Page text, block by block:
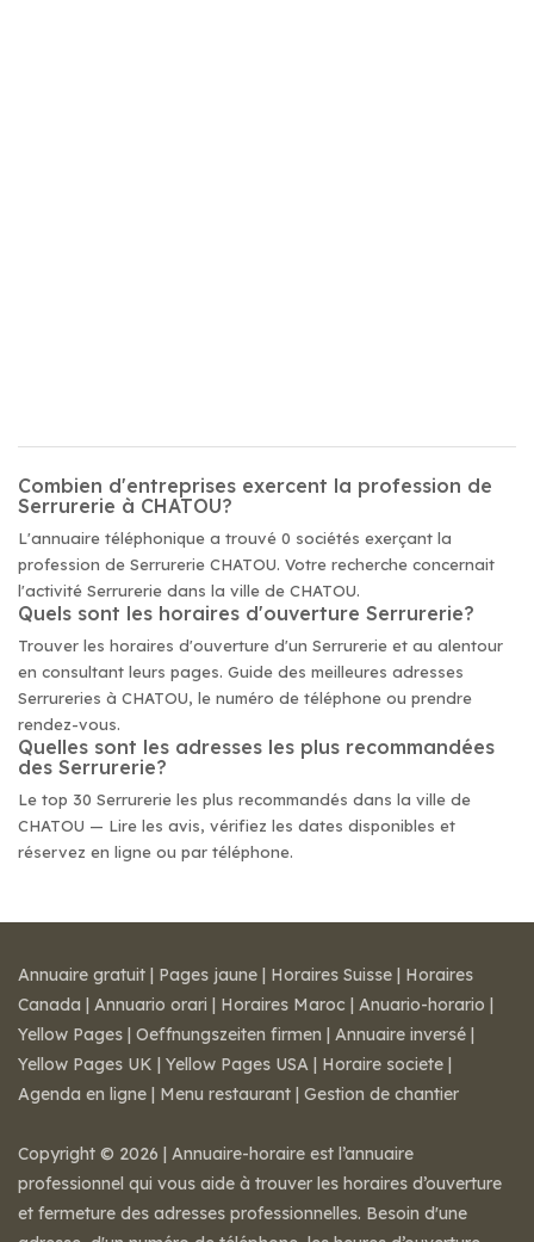
Combien d'entreprises exercent la profession de
Serrurerie à CHATOU?
L'annuaire téléphonique a trouvé 0 sociétés exerçant la
profession de Serrurerie CHATOU. Votre recherche concernait
l'activité Serrurerie dans la ville de CHATOU.
Quels sont les horaires d'ouverture Serrurerie?
Trouver les horaires d'ouverture d'un Serrurerie et au alentour
en consultant leurs pages. Guide des meilleures adresses
Serrureries à CHATOU, le numéro de téléphone ou prendre
rendez-vous.
Quelles sont les adresses les plus recommandées
des Serrurerie?
Le top 30 Serrurerie les plus recommandés dans la ville de
CHATOU — Lire les avis, vérifiez les dates disponibles et
réservez en ligne ou par téléphone.
Annuaire gratuit | Pages jaune | Horaires Suisse | Horaires
Canada | Annuario orari | Horaires Maroc | Anuario-horario |
Yellow Pages | Oeffnungszeiten firmen | Annuaire inversé |
Yellow Pages UK | Yellow Pages USA | Horaire societe |
Agenda en ligne | Menu restaurant | Gestion de chantier
Copyright © 2026 | Annuaire-horaire est l’annuaire
professionnel qui vous aide à trouver les horaires d’ouverture
et fermeture des adresses professionnelles. Besoin d'une